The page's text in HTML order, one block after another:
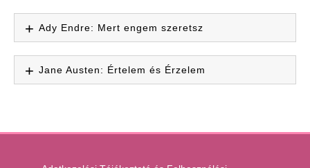
Ady Endre: Mert engem szeretsz
Jane Austen: Értelem és Érzelem